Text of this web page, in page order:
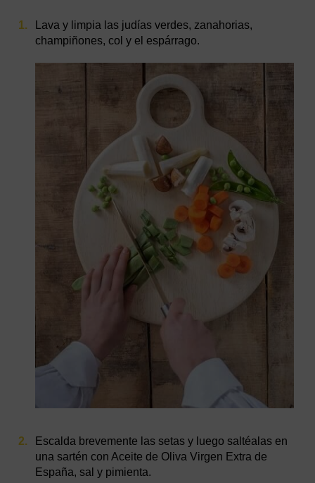
Lava y limpia las judías verdes, zanahorias,
champiñones, col y el espárrago.
Escalda brevemente las setas y luego saltéalas en
una sartén con Aceite de Oliva Virgen Extra de
España, sal y pimienta.